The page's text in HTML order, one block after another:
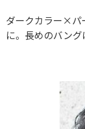
ダークカラー×パ
に。長めのバン